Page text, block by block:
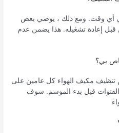
أي وقت. ومع ذلك ، يوصي بعض
قبل إعادة تشغيله. هذا يضمن عدم
بي؟
تنظيف مكيف الهواء كل عامين على
القنوات قبل بدء الموسم. سوف